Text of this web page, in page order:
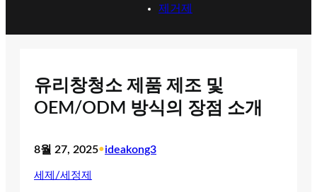
제거제
유리창청소 제품 제조 및
OEM/ODM 방식의 장점 소개
8월 27, 2025•ideakong3
세제/세정제